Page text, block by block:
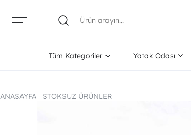
Tüm Kategoriler Yatak Odası
ANASAYFA STOKSUZ ÜRÜNLER